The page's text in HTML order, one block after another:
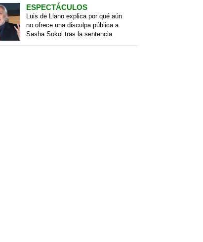
ESPECTÁCULOS
Luis de Llano explica por qué aún
no ofrece una disculpa pública a
Sasha Sokol tras la sentencia